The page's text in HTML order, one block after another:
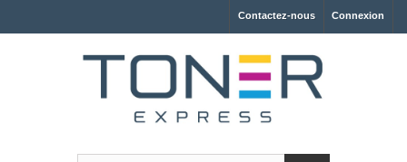
Connexion
Contactez-nous